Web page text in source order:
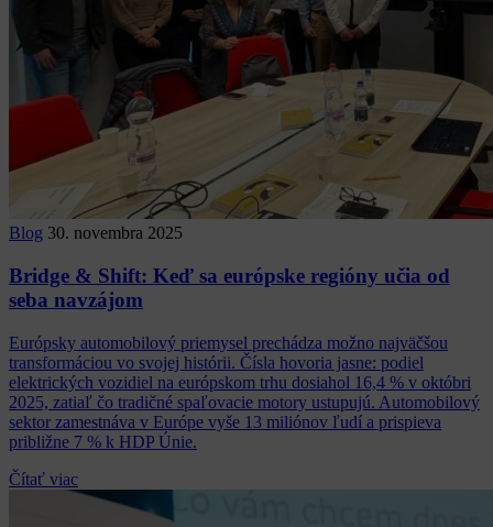
Blog 30. novembra 2025
Bridge & Shift: Keď sa európske regióny učia od
seba navzájom
Európsky automobilový priemysel prechádza možno najväčšou
transformáciou vo svojej histórii. Čísla hovoria jasne: podiel
elektrických vozidiel na európskom trhu dosiahol 16,4 % v októbri
2025, zatiaľ čo tradičné spaľovacie motory ustupujú. Automobilový
sektor zamestnáva v Európe vyše 13 miliónov ľudí a prispieva
približne 7 % k HDP Únie.
Čítať viac